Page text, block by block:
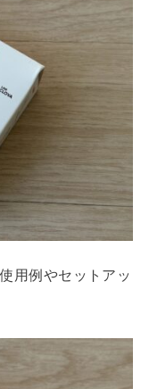
用例やセットアッ